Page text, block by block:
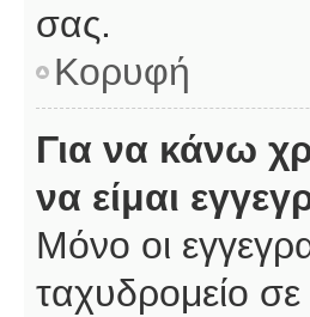
σας.
Κορυφή
Για να κάνω
να είμαι
Μόνο οι
ταχυδρομείο